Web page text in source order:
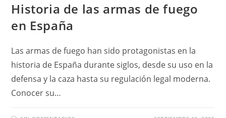
Historia de las armas de fuego
en España
Las armas de fuego han sido protagonistas en la
historia de España durante siglos, desde su uso en la
defensa y la caza hasta su regulación legal moderna.
Conocer su…